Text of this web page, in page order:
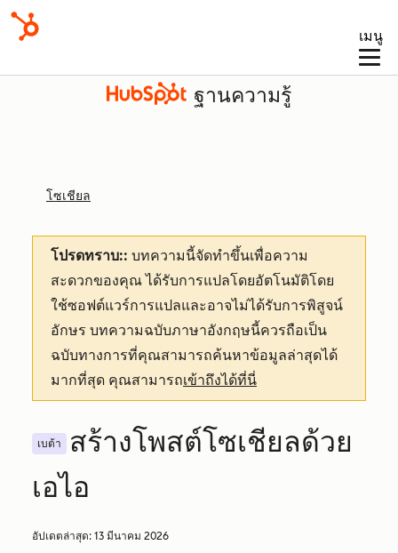
เมนู
ฐานความรู้
โซเชียล
โปรดทราบ:: บทความนี้จัดทำขึ้นเพื่อความ
สะดวกของคุณได้รับการแปลโดยอัตโนมัติโดย
ใช้ซอฟต์แวร์การแปลและอาจไม่ได้รับการพิสูจน์
อักษร บทความฉบับภาษาอังกฤษนี้ควรถือเป็น
ฉบับทางการที่คุณสามารถค้นหาข้อมูลล่าสุดได้
มากที่สุด คุณสามารถเข้าถึงได้ที่นี่
เบต้า
สร้างโพสต์โซเชียลด้วย
เอไอ
อัปเดตล่าสุด: 13 มีนาคม 2026